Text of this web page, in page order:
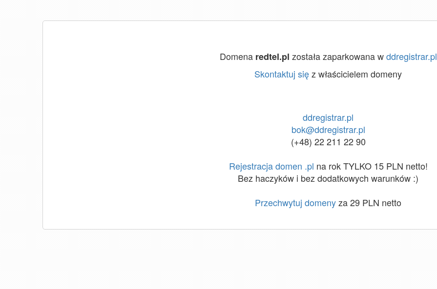
Domena redtel.pl została zaparkowana wddregistrar.pl
Skontaktuj sięz właścicielem domeny
ddregistrar.pl
bok@ddregistrar.pl
(+48) 22 211 22 90
Rejestracja domen .pl na rok TYLKO 15 PLN netto!
Bez haczyków i bez dodatkowych warunków :)
Przechwytuj domenyza 29 PLN netto